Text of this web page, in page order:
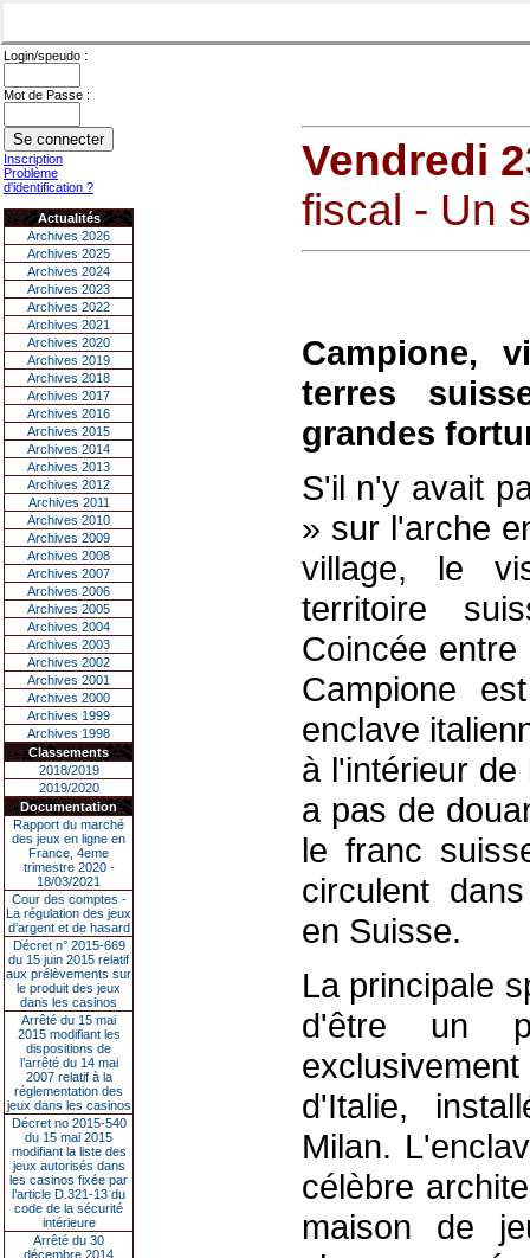
Login/speudo :
Mot de Passe :
Inscription
Problème
d'identification ?
Actualités
Archives 2026
Archives 2025
Archives 2024
Archives 2023
Archives 2022
Archives 2021
Archives 2020
Archives 2019
Archives 2018
Archives 2017
Archives 2016
Archives 2015
Archives 2014
Archives 2013
Archives 2012
Archives 2011
Archives 2010
Archives 2009
Archives 2008
Archives 2007
Archives 2006
Archives 2005
Archives 2004
Archives 2003
Archives 2002
Archives 2001
Archives 2000
Archives 1999
Archives 1998
Classements
2018/2019
2019/2020
Documentation
Rapport du marché
des jeux en ligne en
France, 4eme
trimestre 2020 -
18/03/2021
Cour des comptes -
La régulation des jeux
d’argent et de hasard
Décret n° 2015-669
du 15 juin 2015 relatif
aux prélèvements sur
le produit des jeux
dans les casinos
Arrêté du 15 mai
2015 modifiant les
dispositions de
l’arrêté du 14 mai
2007 relatif à la
réglementation des
jeux dans les casinos
Décret no 2015-540
du 15 mai 2015
modifiant la liste des
jeux autorisés dans
les casinos fixée par
l’article D.321-13 du
code de la sécurité
intérieure
Arrêté du 30
décembre 2014
Vendredi
fiscal - Un
Campione,
terres
grandes
S'il n'y avait
» sur l'arche
village, le
territoire
Coincée
Campione
enclave
à l'intérieur
a pas de
le franc
circulent
en Suisse.
La principale
d'être un
d'Italie,
Milan.
célèbre
maison de